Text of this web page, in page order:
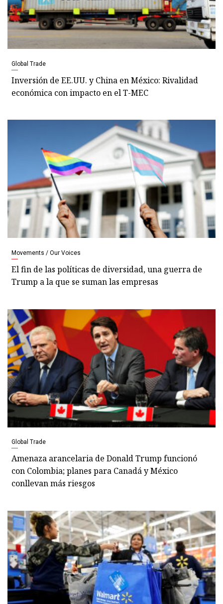
Global Trade
Inversión de EE.UU. y China en México: Rivalidad
económica con impacto en el T-MEC
Movements / Our Voices
El fin de las políticas de diversidad, una guerra de
Trump a la que se suman las empresas
Global Trade
Amenaza arancelaria de Donald Trump funcionó
con Colombia; planes para Canadá y México
conllevan más riesgos